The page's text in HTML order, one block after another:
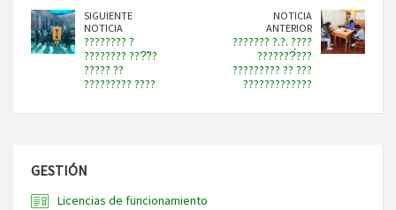
SIGUIENTE
NOTICIA
???????? ?
???????? ???̃??
????? ??
????????? ????
NOTICIA
ANTERIOR
??????? ?.?. ????
???????́???
????????? ?? ???
?????????????
GESTIÓN
Licencias de funcionamiento